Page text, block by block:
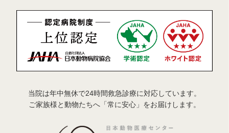
当院は年中無休で24時間救急診療に対応しています。
ご家族様と動物たちへ「常に安心」をお届けします。